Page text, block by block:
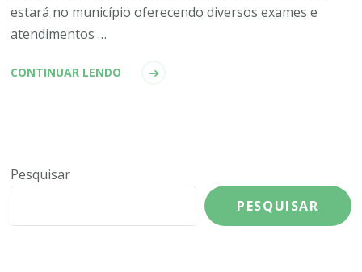
estará no município oferecendo diversos exames e
atendimentos …
CONTINUAR LENDO
Pesquisar
PESQUISAR